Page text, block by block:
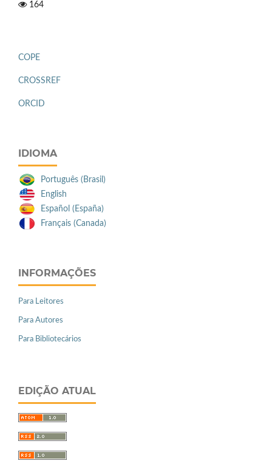
164
COPE
CROSSREF
ORCID
IDIOMA
Português (Brasil)
English
Español (España)
Français (Canada)
INFORMAÇÕES
Para Leitores
Para Autores
Para Bibliotecários
EDIÇÃO ATUAL